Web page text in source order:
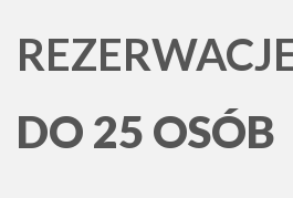
DO 25 OSÓB